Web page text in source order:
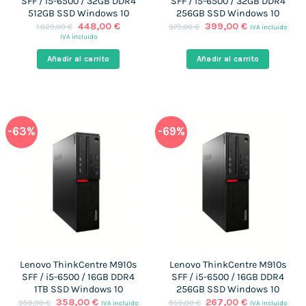
512GB SSD Windows 10
1.029,00€ El
precio
era:
1.029,00 €.
448,00 €El
es:
448,00 €.
IVA incluido
Añadir al carrito
256GB SSD Windows 10
979,00€ El
era:
979,00 €.
399,00 €El
es:
399,00 €.
IVA incluido
Añadir al carrito
-63%
Lenovo ThinkCentre M910s
SFF / i5-6500 / 16GB DDR4
1TB SSD Windows 10
959,00€ El
358,00 €ElIVA incluido
-69%
Lenovo ThinkCentre M910s
SFF / i5-6500 / 16GB DDR4
256GB SSD Windows 10
859,00€ El
267,00€ElIVA incluido